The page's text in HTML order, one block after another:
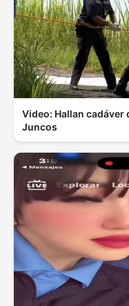
Video: Hallan
Juncos